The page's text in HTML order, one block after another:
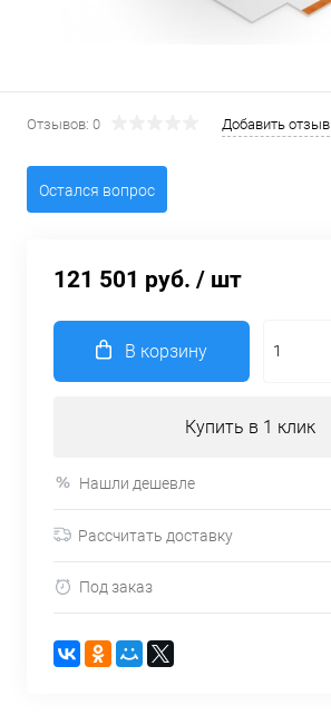
Отзывов: 0 Добавить отзыв
Остался вопрос
121 501 руб. / шт
В корзину
Купить в 1 клик
Нашли дешевле
Рассчитать доставку
Под заказ